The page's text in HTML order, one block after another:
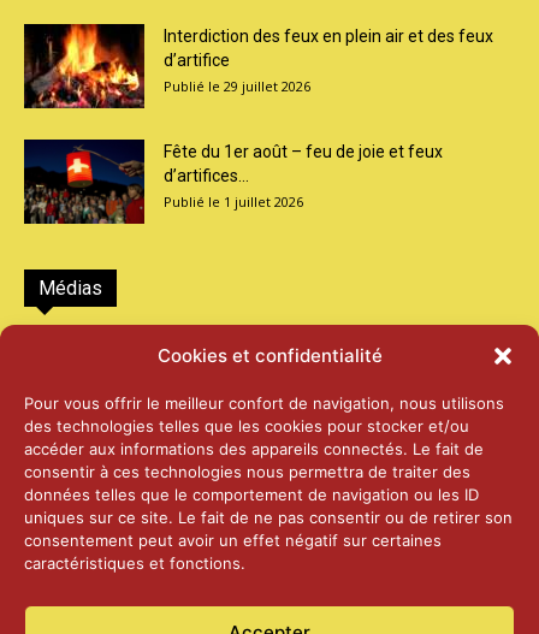
Cookies et confidentialité
Pour vous offrir le meilleur confort de navigation, nous utilisons
des technologies telles que les cookies pour stocker et/ou
accéder aux informations des appareils connectés. Le fait de
consentir à ces technologies nous permettra de traiter des
données telles que le comportement de navigation ou les ID
uniques sur ce site. Le fait de ne pas consentir ou de retirer son
consentement peut avoir un effet négatif sur certaines
caractéristiques et fonctions.
Interdiction des feux en plein air et des feux
d’artifice
29 juillet 2026
Fête du 1er août – feu de joie et feux
d’artifices...
1 juillet 2026
Médias
2026 – Laiterie d’Orsières et Abbaye de St-
25 juin 2026
2025 – Palais Fédéral – Berne
25 juin 2026
14 janvier 2025